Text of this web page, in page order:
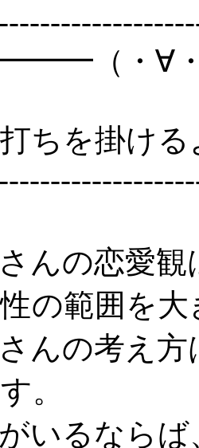
（・∀
ちを掛ける
んの恋愛
の範囲を
んの考え
。
いるなら